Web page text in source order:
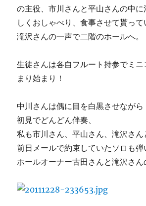
の主役、市川さんと平山さんの中
しくおしゃべり、食事させて貰って
滝沢さんの一声で二階のホールへ。
生徒さんは各自フルート持参でミ
まり始まり！
中川さんは偶に目を白黒させながら
初見でどんどん伴奏、
私も市川さん、平山さん、滝沢さん
前日メールで約束していたソロも弾
ホールオーナー古田さんと滝沢さん